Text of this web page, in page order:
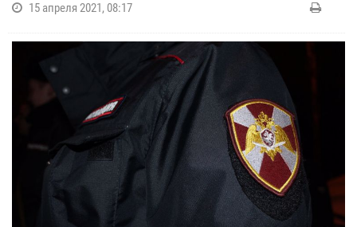
15 апреля 2021, 08:17